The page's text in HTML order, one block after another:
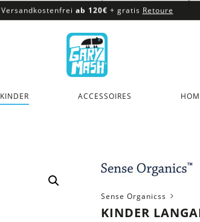
Versandkostenfrei ab 120€ + gratis Retoure
Versandkostenfreiab 120€
KINDER ACCESSOIRES
Sense Organicss
KINDER